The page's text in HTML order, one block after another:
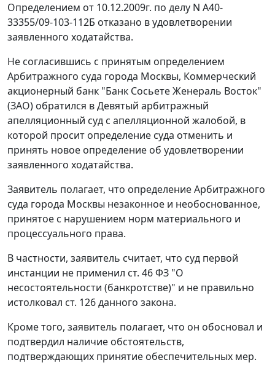
Определением от 10.12.2009г. по делу N А40-
33355/09-103-112Б отказано в удовлетворении
заявленного ходатайства.
Не согласившись с принятым определением
Арбитражного суда города Москвы, Коммерческий
акционерный банк "Банк Сосьете Женераль Восток"
(ЗАО) обратился в Девятый арбитражный
апелляционный суд с апелляционной жалобой, в
которой просит определение суда отменить и
принять новое определение об удовлетворении
заявленного ходатайства.
Заявитель полагает, что определение Арбитражного
суда города Москвы незаконное и необоснованное,
принятое с нарушением норм материального и
процессуального права.
В частности, заявитель считает, что суд первой
инстанции не применил ст. 46ФЗ "О
несостоятельности (банкротстве)" и не правильно
истолковал ст. 126данного закона.
Кроме того, заявитель полагает, что он обосновал и
подтвердил наличие обстоятельств,
подтверждающих принятие обеспечительных мер.